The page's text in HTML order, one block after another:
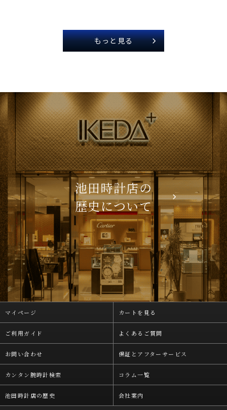
もっと見る
池田時計店の
歴史について
マイページ カートを見る
ご利用ガイド よくあるご質問
お問い合わせ 保証とアフターサービス
カンタン腕時計検索 コラム一覧
池田時計店の歴史 会社案内